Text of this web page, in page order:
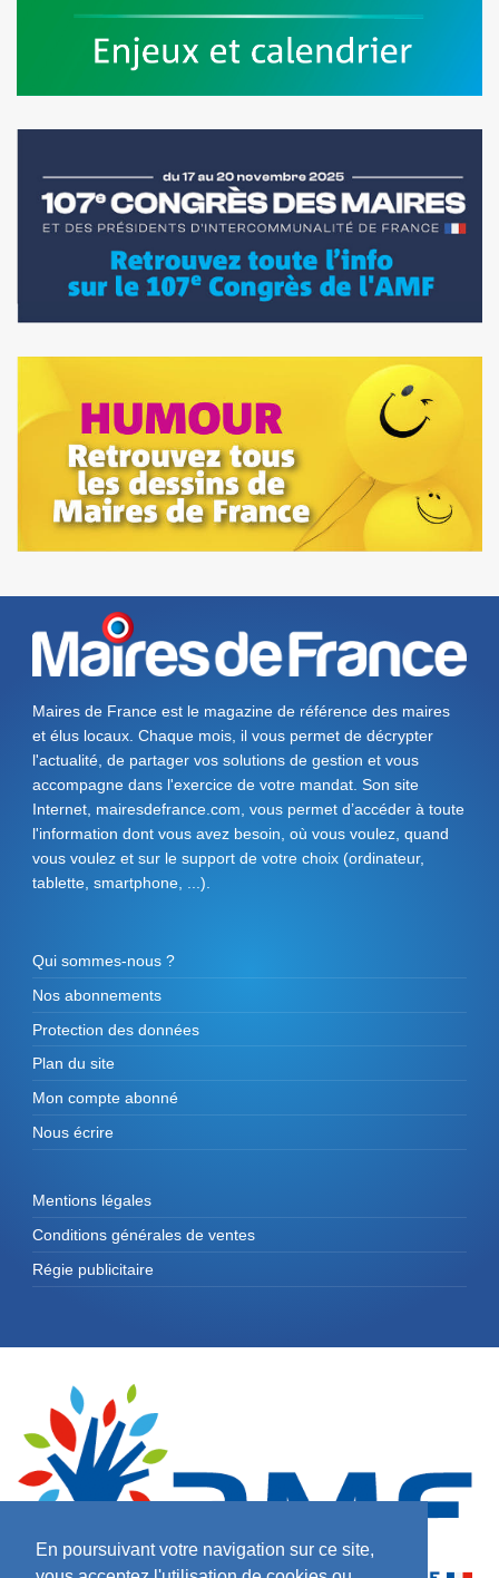
En poursuivant votre navigation sur ce site,
Maires de France est le magazine de référence des maires
et élus locaux. Chaque mois, il vous permet de décrypter
l'actualité, de partager vos solutions de gestion et vous
accompagne dans l'exercice de votre mandat. Son site
Internet, mairesdefrance.com, vous permet d’accéder à toute
l'information dont vous avez besoin, où vous voulez, quand
vous voulez et sur le support de votre choix (ordinateur,
tablette, smartphone, ...).
Qui sommes-nous ?
Nos abonnements
Protection des données
Plan du site
Mon compte abonné
Nous écrire
Mentions légales
Conditions générales de ventes
Régie publicitaire